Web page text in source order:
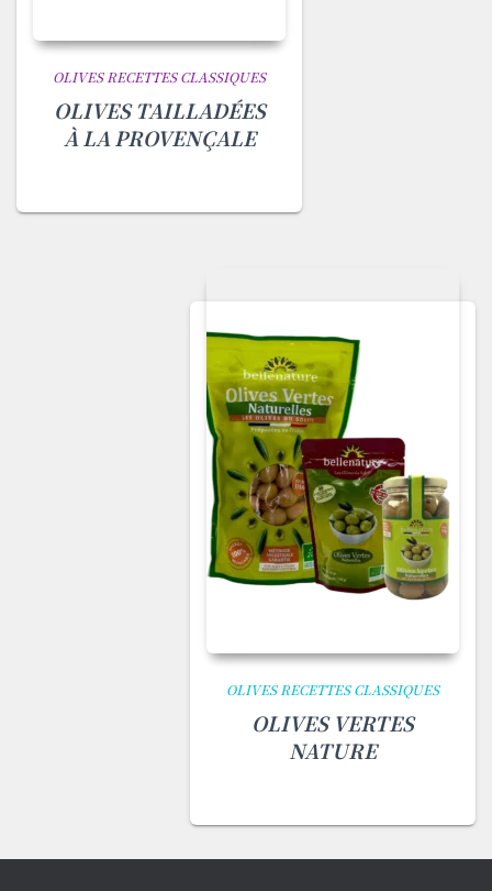
OLIVES RECETTES CLASSIQUES
OLIVES TAILLADÉES
À LA PROVENÇALE
OLIVES RECETTES CLASSIQUES
OLIVES VERTES
NATURE